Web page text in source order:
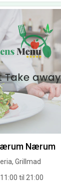
Nærum
Grillmad
til 21:00